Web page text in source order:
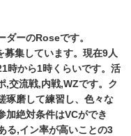
ダーのRoseです。
集しています。現在9人
時から1時くらいです。活
,交流戦,内戦,WZです。ク
琢磨して練習し、色々な
加絶対条件はVCができ
る,イン率が高いことの3